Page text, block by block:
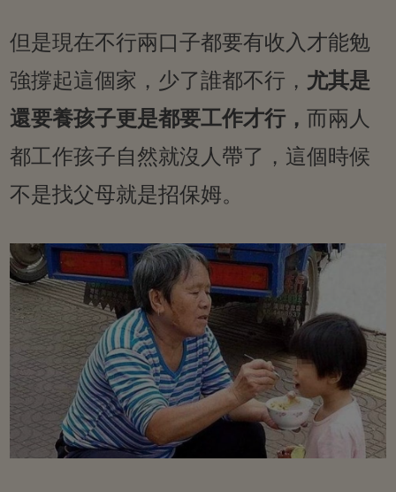
但是現在不行兩口子都要有收入才能勉
強撐起這個家，少了誰都不行， 尤其是
還要養孩子更是都要工作才行， 而兩人
都工作孩子自然就沒人帶了，這個時候
不是找父母就是招保姆。